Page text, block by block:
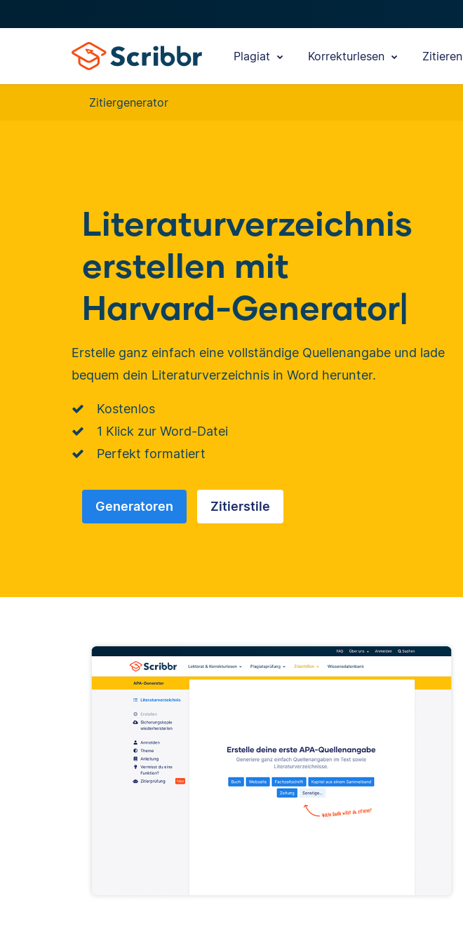
Plagiat Korrekturlesen Zitieren
Zitiergenerator
Literaturverzeichnis
erstellen mit
Harv|
Erstelle ganz einfach eine vollständige Quellenangabe und lade
bequem dein Literaturverzeichnis in Word herunter.
Kostenlos
1 Klick zur Word-Datei
Perfekt formatiert
Generatoren Zitierstile